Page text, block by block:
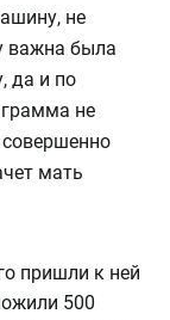
не
важна была
да и по
не
мать
пришли к ней
500